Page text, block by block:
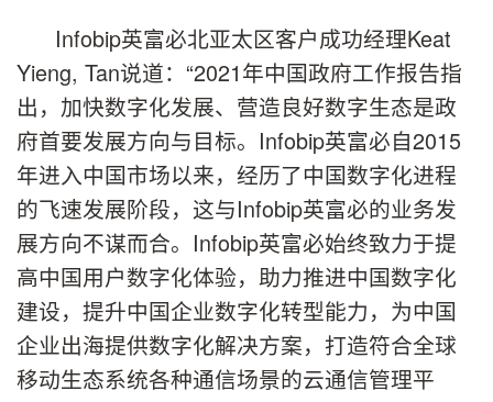
Infobip英富必北亚太区客户成功经理Keat
Yieng, Tan说道：“2021年中国政府工作报告指
出，加快数字化发展、营造良好数字生态是政
府首要发展方向与目标。Infobip英富必自2015
年进入中国市场以来，经历了中国数字化进程
的飞速发展阶段，这与Infobip英富必的业务发
展方向不谋而合。Infobip英富必始终致力于提
高中国用户数字化体验，助力推进中国数字化
建设，提升中国企业数字化转型能力，为中国
企业出海提供数字化解决方案，打造符合全球
移动生态系统各种通信场景的云通信管理平